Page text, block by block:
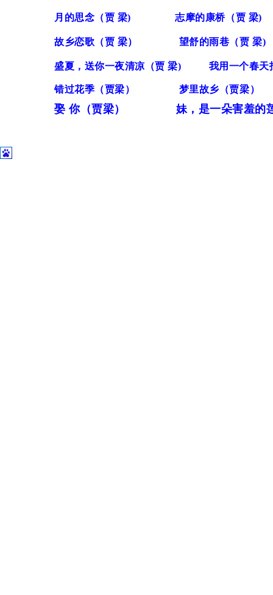
月的思念（贾 梁) 志摩的康桥（贾 梁)
故乡恋歌（贾 梁） 望舒的雨巷（贾 梁)
盛夏，送你一夜清凉（贾 梁) 我用一个春天
错过花季（贾梁） 梦里故乡（贾梁）
娶 你（贾梁） 妹，是一朵害羞的